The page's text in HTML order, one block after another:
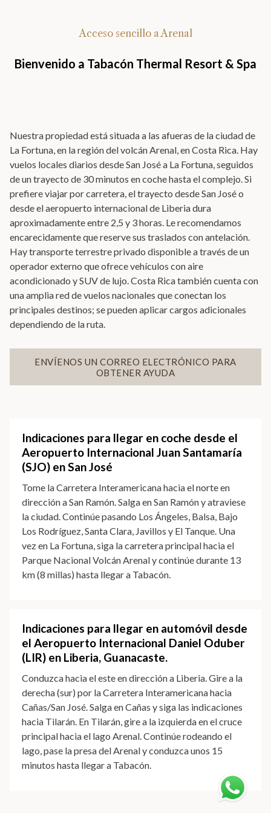
Acceso sencillo a Arenal
Bienvenido a Tabacón Thermal Resort & Spa
Nuestra propiedad está situada a las afueras de la ciudad de
La Fortuna, en la región del volcán Arenal, en Costa Rica. Hay
vuelos locales diarios desde San José a La Fortuna, seguidos
de un trayecto de 30 minutos en coche hasta el complejo. Si
prefiere viajar por carretera, el trayecto desde San José o
desde el aeropuerto internacional de Liberia dura
aproximadamente entre 2,5 y 3 horas. Le recomendamos
encarecidamente que reserve sus traslados con antelación.
Hay transporte terrestre privado disponible a través de un
operador externo que ofrece vehículos con aire
acondicionado y SUV de lujo. Costa Rica también cuenta con
una amplia red de vuelos nacionales que conectan los
principales destinos; se pueden aplicar cargos adicionales
dependiendo de la ruta.
ENVÍENOS UN CORREO ELECTRÓNICO PARA
OBTENER AYUDA
Indicaciones para llegar en coche desde el
Aeropuerto Internacional Juan Santamaría
(SJO) en San José
Tome la Carretera Interamericana hacia el norte en
dirección a San Ramón. Salga en San Ramón y atraviese
la ciudad. Continúe pasando Los Ángeles, Balsa, Bajo
Los Rodríguez, Santa Clara, Javillos y El Tanque. Una
vez en La Fortuna, siga la carretera principal hacia el
Parque Nacional Volcán Arenal y continúe durante 13
km (8 millas) hasta llegar a Tabacón.
Indicaciones para llegar en automóvil desde
el Aeropuerto Internacional Daniel Oduber
(LIR) en Liberia, Guanacaste.
Conduzca hacia el este en dirección a Liberia. Gire a la
derecha (sur) por la Carretera Interamericana hacia
Cañas/San José. Salga en Cañas y siga las indicaciones
hacia Tilarán. En Tilarán, gire a la izquierda en el cruce
principal hacia el lago Arenal. Continúe rodeando el
lago, pase la presa del Arenal y conduzca unos 15
minutos hasta llegar a Tabacón.